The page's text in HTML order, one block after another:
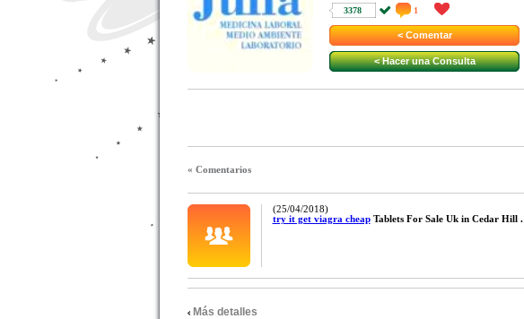
3378 1
< Comentar
< Hacer una Consulta
« Comentarios
(25/04/2018)
try it get viagra cheapTablets For Sale Uk in Cedar Hill .
Más detalles